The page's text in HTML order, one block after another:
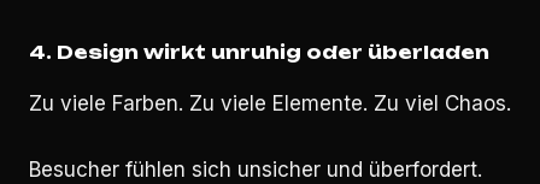
4. Design wirkt unruhig oder überladen
Zu viele Farben. Zu viele Elemente. Zu viel Chaos.
Besucher fühlen sich unsicher und überfordert.